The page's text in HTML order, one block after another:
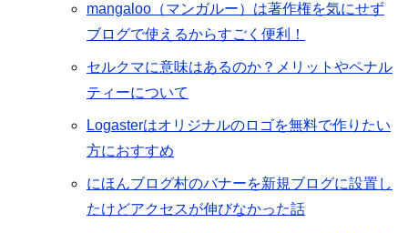
mangaloo（マンガルー）は著作権を気にせず
ブログで使えるからすごく便利！
セルクマに意味はあるのか？メリットやペナル
ティーについて
Logasterはオリジナルのロゴを無料で作りたい
方におすすめ
にほんブログ村のバナーを新規ブログに設置し
たけどアクセスが伸びなかった話